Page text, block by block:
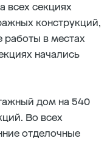
всех секциях
конструкций,
работы в местах
начались
дом на 540
Во всех
отделочные